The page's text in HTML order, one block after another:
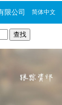
限公司 简体中文